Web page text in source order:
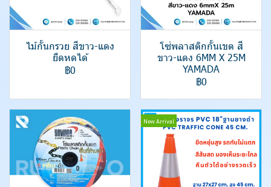
ไม้กั้นกรวย สีขาว-แดง
ยืดหดได้
฿0
โซ่พลาสติกกั้นเขต สี
ขาว-แดง 6MM X 25M
YAMADA
฿0
New Arrival